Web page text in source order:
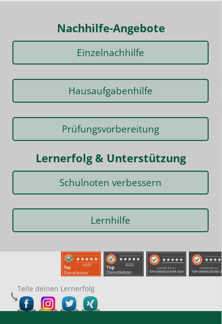
Nachhilfe-Angebote
Einzelnachhilfe
Hausaufgabenhilfe
Prüfungsvorbereitung
Lernerfolg & Unterstützung
Schulnoten verbessern
Lernhilfe
Teile deinen Lernerfolg